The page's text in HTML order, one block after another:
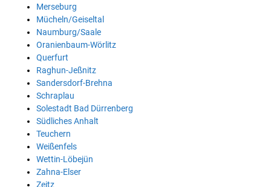
Merseburg
Mücheln/Geiseltal
Naumburg/Saale
Oranienbaum-Wörlitz
Querfurt
Raghun-Jeßnitz
Sandersdorf-Brehna
Schraplau
Solestadt Bad Dürrenberg
Südliches Anhalt
Teuchern
Weißenfels
Wettin-Löbejün
Zahna-Elser
Zeitz